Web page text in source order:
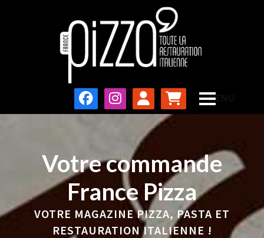
Votre commande
France Pizza
VOTRE MAGAZINE PIZZA, PASTA ET
RESTAURATION ITALIENNE !